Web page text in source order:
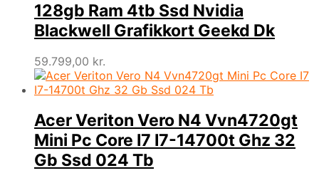
128gb Ram 4tb Ssd Nvidia
Blackwell Grafikkort Geekd Dk
59.799,00 kr.
Acer Veriton Vero N4 Vvn4720gt
Mini Pc Core I7 I7-14700t Ghz 32
Gb Ssd 024 Tb